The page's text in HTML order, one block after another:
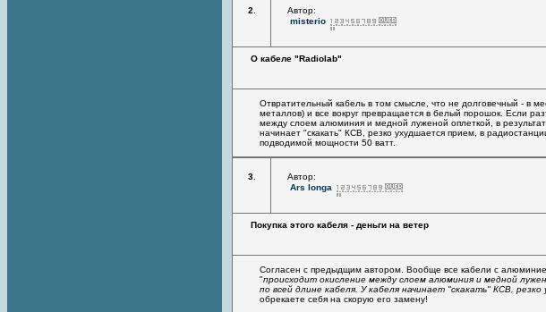
2
Автор:
misterio
О кабеле "Radiolab"
Отвратительный кабель в том смысле, что не долговечный - в
металлов) и все вокруг превращается в белый порошок. Если
между слоем алюминия и медной луженой оплеткой, в
начинает "скакать" КСВ, резко ухудшается прием, в
подводимой мощности 50 ватт.
3.
Автор:
Ars longa
Покупка этого кабеля - деньги на ветер
Согласен с предыдщим автором. Вообще все кабели с
"происходит окисление между слоем алюминия и медной
по всей длине кабеля. У кабеля начинает "скакать" КСВ,
обрекаете себя на скорую его замену!